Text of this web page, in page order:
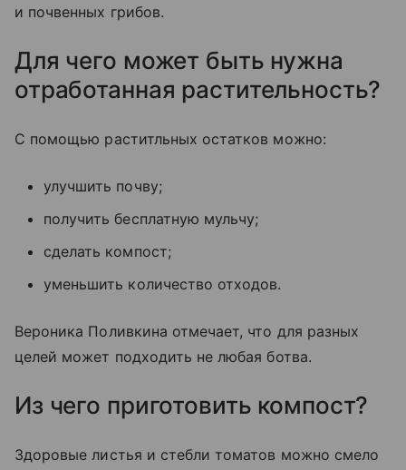
и почвенных грибов.
Для чего может быть нужна
отработанная растительность?
С помощью раститльных остатков можно:
улучшить почву;
получить бесплатную мульчу;
сделать компост;
уменьшить количество отходов.
Вероника Поливкина отмечает, что для разных
целей может подходить не любая ботва.
Из чего приготовить компост?
Здоровые листья и стебли томатов можно смело